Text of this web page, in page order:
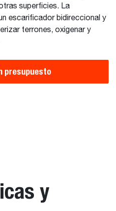
superficies. La
escarificador bidireccional y
terrones, oxigenar y
presupuesto
y